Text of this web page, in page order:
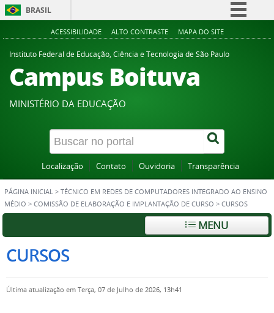
BRASIL
Simplifique!
Comunica BR
Acesso à informação
Canais
ACESSIBILIDADE ALTO CONTRASTE MAPA DO SITE
Instituto Federal de Educação, Ciência e Tecnologia de São Paulo
Campus Boituva
MINISTÉRIO DA EDUCAÇÃO
Localização Contato Ouvidoria Transparência
PÁGINA INICIAL > TÉCNICO EM REDES DE COMPUTADORES INTEGRADO AO ENSINO
MÉDIO > COMISSÃO DE ELABORAÇÃO E IMPLANTAÇÃO DE CURSO > CURSOS
MENU
CURSOS
Última atualização em Terça, 07 de Julho de 2026, 13h41